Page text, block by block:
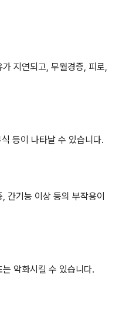
지연되고, 무월경증, 피로,
등이 나타날 수 있습니다.
간기능 이상 등의 부작용이
악화시킬 수 있습니다.